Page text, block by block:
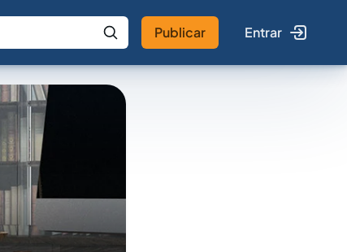
Buscar no Jus
Publicar Entrar